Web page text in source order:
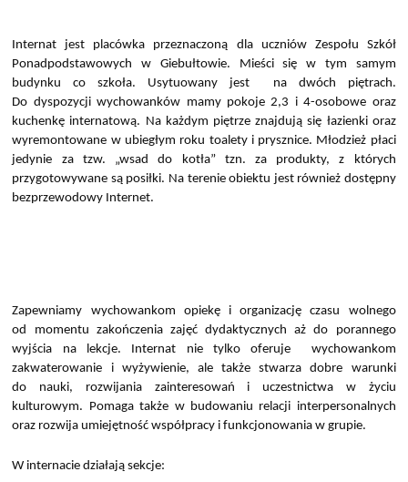
Internat jest placówka przeznaczoną dla uczniów Zespołu Szkół
Ponadpodstawowych w Giebułtowie. Mieści się w tym samym
budynku co szkoła. Usytuowany jest na dwóch piętrach.
Do dyspozycji wychowanków mamy pokoje 2,3 i 4-osobowe oraz
kuchenkę internatową. Na każdym piętrze znajdują się łazienki oraz
wyremontowane w ubiegłym roku toalety i prysznice. Młodzież płaci
jedynie za tzw. „wsad do kotła” tzn. za produkty, z których
przygotowywane są posiłki. Na terenie obiektu jest również dostępny
bezprzewodowy Internet.
Zapewniamy wychowankom opiekę i organizację czasu wolnego
od momentu zakończenia zajęć dydaktycznych aż do porannego
wyjścia na lekcje. Internat nie tylko oferuje wychowankom
zakwaterowanie i wyżywienie, ale także stwarza dobre warunki
do nauki, rozwijania zainteresowań i uczestnictwa w życiu
kulturowym. Pomaga także w budowaniu relacji interpersonalnych
oraz rozwija umiejętność współpracy i funkcjonowania w grupie.
W internacie działają sekcje: